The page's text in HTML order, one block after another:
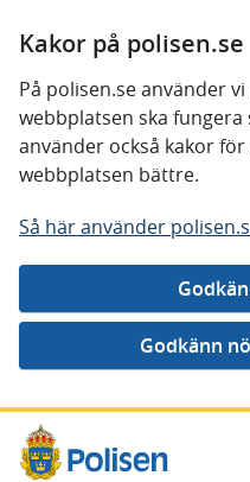
Kakor på polisen.se
På polisen.se använder
webbplatsen ska fungera
använder också kakor
webbplatsen bättre.
Så här använder
Gå direkt till innehåll